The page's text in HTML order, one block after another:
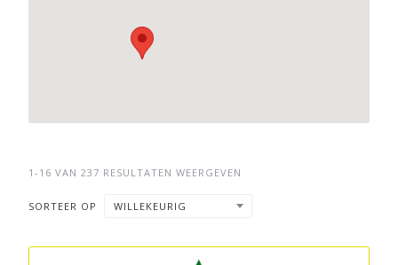
1-16 VAN 237 RESULTATEN WEERGEVEN
SORTEER OP WILLEKEURIG